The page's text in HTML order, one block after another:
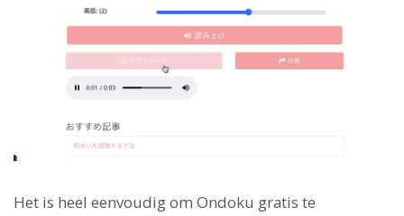
Het is heel eenvoudig om Ondoku gratis te